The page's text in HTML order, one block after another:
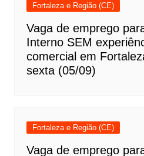
Fortaleza e Região (CE)
Vaga de emprego
Interno SEM
comercial em
sexta (05/09)
Fortaleza e Região (CE)
Vaga de emprego